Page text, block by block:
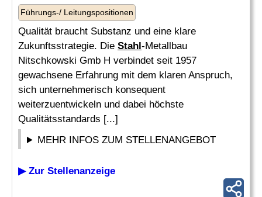
Führungs-/ Leitungspositionen
Qualität braucht Substanz und eine klare
Zukunftsstrategie. Die Stahl-Metallbau
Nitschkowski Gmb H verbindet seit 1957
gewachsene Erfahrung mit dem klaren Anspruch,
sich unternehmerisch konsequent
weiterzuentwickeln und dabei höchste
Qualitätsstandards [...]
MEHR INFOS ZUM STELLENANGEBOT
▶ Zur Stellenanzeige